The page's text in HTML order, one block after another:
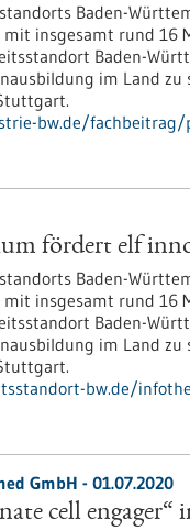
Baden-
insgesamt rund 16
Baden-
im Land
bw.de/
fördert elf
Baden-
insgesamt rund 16
Baden-
im Land
bw.de/
GmbH - 01.07.2020
cell engager“